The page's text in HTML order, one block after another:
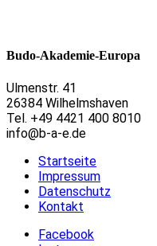
Budo-Akademie-Europa
Ulmenstr. 41
26384 Wilhelmshaven
Tel. +49 4421 400 8010
info@b-a-e.de
Startseite
Impressum
Datenschutz
Kontakt
Facebook